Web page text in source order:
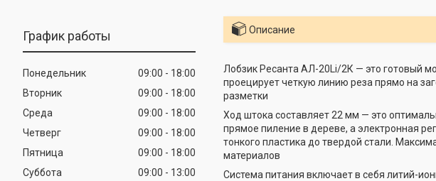
График работы
Понедельник 09:00
18:00
Вторник
09:00
18:00
Среда
09:00
18:00
Четверг
09:00
18:00
Пятница
09:00
18:00
Суббота
09:00
13:00
Описание
Лобзик Ресанта АЛ-20Li/2К — это готовый
проецирует четкую линию реза прямо на
разметки
Ход штока составляет 22 мм — это
прямое пиление в дереве, а электронная
тонкого пластика до твердой стали.
материалов
Система питания включает в себя литий-